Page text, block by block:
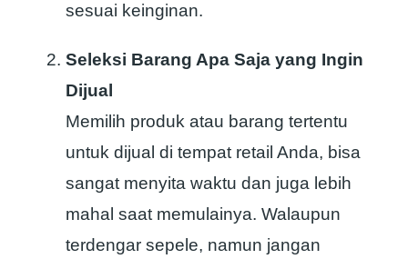
sesuai keinginan.
Seleksi Barang Apa Saja yang Ingin
Dijual
Memilih produk atau barang tertentu
untuk dijual di tempat retail Anda, bisa
sangat menyita waktu dan juga lebih
mahal saat memulainya. Walaupun
terdengar sepele, namun jangan